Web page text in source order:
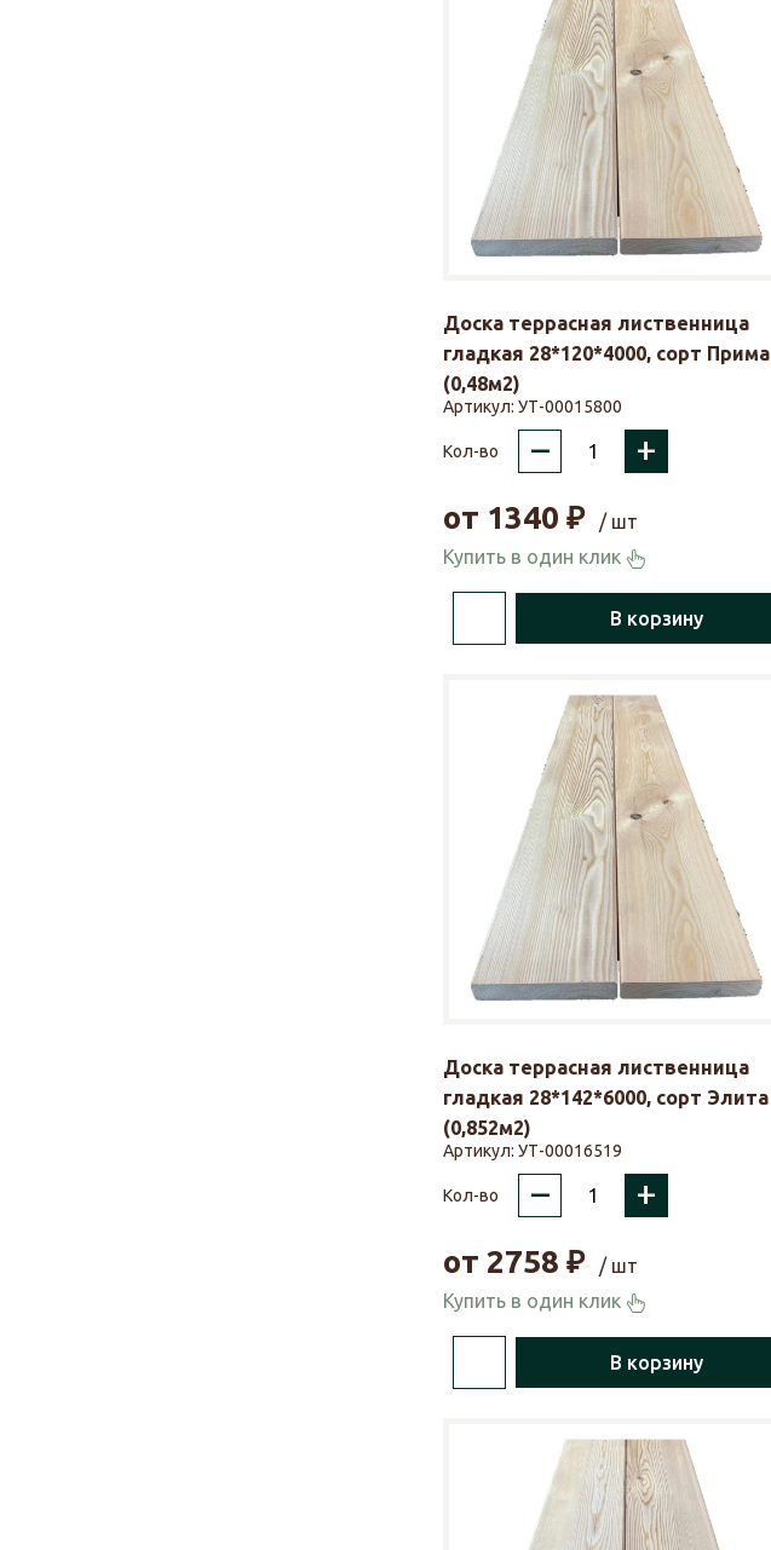
Доска террасная лиственница
гладкая 28*120*4000, сорт Прима
(0,48м2)
Артикул: УТ-00015800
Кол-во – +
от 1340 ₽
/ шт
Купить в один клик
В корзину
Доска террасная лиственница
гладкая 28*142*6000, сорт Элита
(0,852м2)
Артикул: УТ-00016519
Кол-во – +
от 2758 ₽
/ шт
Купить в один клик
В корзину